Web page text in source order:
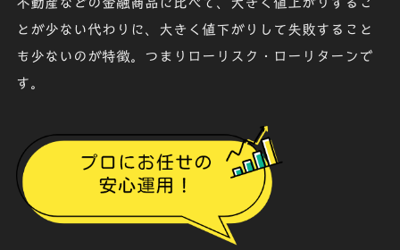
とが少ない代わりに、 大きく値下がりして失敗すること
も少ない のが特徴。つまりローリスク・ローリターンで
す。